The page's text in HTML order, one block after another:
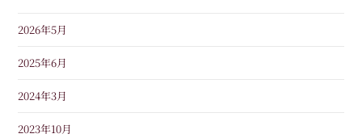
2026年5月
2025年6月
2024年3月
2023年10月